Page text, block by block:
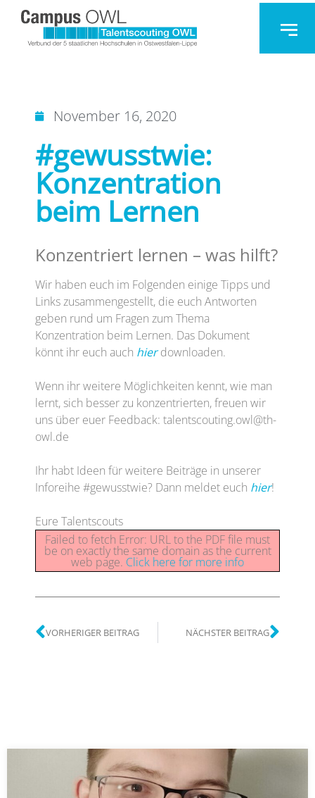
November 16, 2020
#gewusstwie:
Konzentration
beim Lernen
Konzentriert lernen – was hilft?
Wir haben euch im Folgenden einige Tipps und
Linkszusammengestellt, die euch Antworten
geben rund um Fragen zum Thema
Konzentration beim Lernen. Das Dokument
könnt ihr euch auch hierdownloaden.
Wenn ihr weitere Möglichkeiten kennt, wie man
lernt, sich besser zu konzentrierten, freuen wir
uns über euer Feedback: talentscouting.owl@th-
owl.de
Ihr habt Ideen für weitere Beiträge in unserer
Inforeihe #gewusstwie? Dann meldet euch hier!
Eure Talentscouts
Failed to fetch Error: URL to the PDF file must
be on exactly the same domain as the current
web page. Click here for more info
VORHERIGER BEITRAG NÄCHSTER BEITRAG